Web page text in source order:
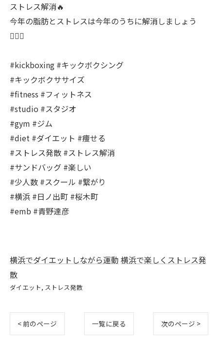
ストレス解消🔥
今年の脂肪とストレスは今年のうちに解消しましょう
🙋🏽‍♂️
#kickboxing #キックボクシング
#キックボクササイズ
#fitness #フィットネス
#studio #スタジオ
#gym #ジム
#diet #ダイエット #痩せる
#ストレス発散 #ストレス解消
#サンドバッグ #楽しい
#少人数 #スクール #繋がり
#横浜 #日ノ出町 #桜木町
#emb #青野達彦
横浜でダイエットしながら運動 横浜で楽しくストレス発
散
ダイエット ストレス発散
< 前のページ 一覧に戻る 次のページ >